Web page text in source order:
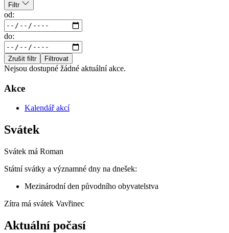
Filtr
od:
do:
Zrušit filtr Filtrovat
Nejsou dostupné žádné aktuální akce.
Akce
Kalendář akcí
Svátek
Svátek má Roman
Státní svátky a významné dny na dnešek:
Mezinárodní den původního obyvatelstva
Zítra má svátek Vavřinec
Aktuální počasí